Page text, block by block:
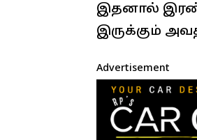
இதனால்
இருக்கும்
Advertisement